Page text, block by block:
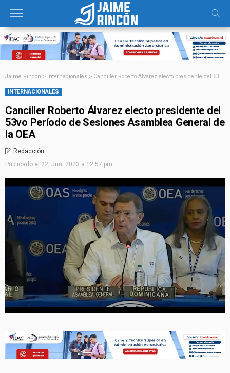
Jaime Rincon > Internacionales > Canciller Roberto Álvarez electo presidente del 53vo Período de Sesiones Asamblea General de la OEA
INTERNACIONALES
Canciller Roberto Álvarez electo presidente del
53vo Período de Sesiones Asamblea General de
la OEA
Redacción
Publicado el 22, Jun. 2023 a 12:57 pm